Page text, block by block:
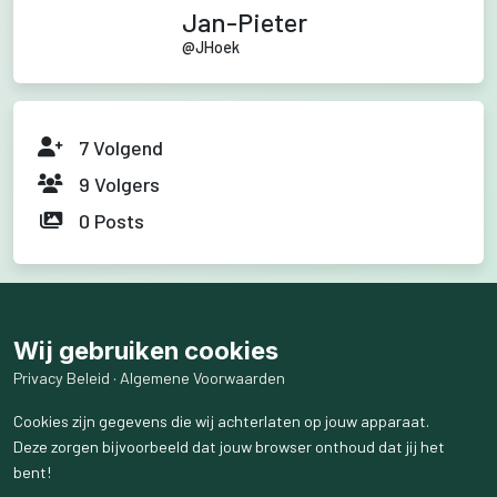
Jan-Pieter
@JHoek
7Volgend
9 Volgers
0 Posts
Wij gebruiken cookies
Privacy Beleid · Algemene Voorwaarden
Cookies zijn gegevens die wij achterlaten op jouw apparaat.
Deze zorgen bijvoorbeeld dat jouw browser onthoud dat jij het
bent!